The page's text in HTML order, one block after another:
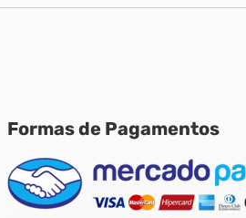
Formas de Pagamentos